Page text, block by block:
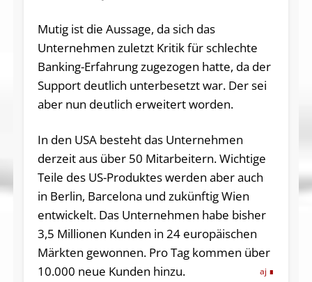
Mutig ist die Aussage, da sich das
Unternehmen zuletzt Kritik für schlechte
Banking-Erfahrung zugezogen hatte, da der
Support deutlich unterbesetzt war. Der sei
aber nun deutlich erweitert worden.
In den USA besteht das Unternehmen
derzeit aus über 50 Mitarbeitern. Wichtige
Teile des US-Produktes werden aber auch
in Berlin, Barcelona und zukünftig Wien
entwickelt. Das Unternehmen habe bisher
3,5 Millionen Kunden in 24 europäischen
Märkten gewonnen. Pro Tag kommen über
10.000 neue Kunden hinzu.
aj